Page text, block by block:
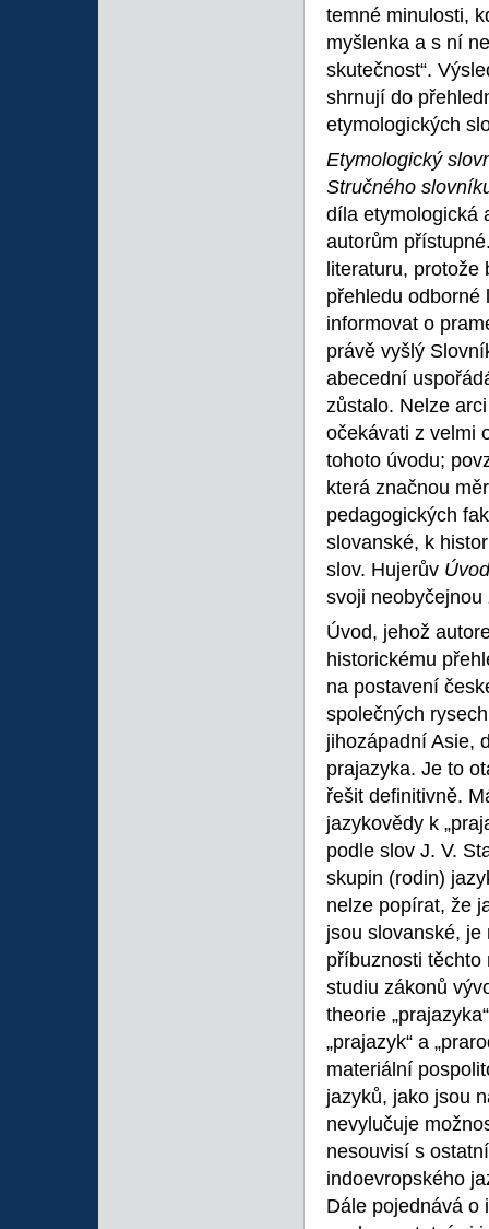
temné minulosti,
myšlenka a s ní
skutečnost“.
shrnují do
etymologických
Etymologický
Stručného
díla etymologická
autorům
literaturu,
přehledu odborné
informovat o
právě vyšlý
abecední
zůstalo. Nelze
očekávati z velmi
tohoto úvodu;
která značnou
pedagogických
slovanské, k
slov. Hujerův
svoji
Úvod, jehož
historickému
na postavení
společných
jihozápadní Asie,
prajazyka. Je to
řešit definitivně.
jazykovědy k
podle slov J. V.
skupin (rodin)
nelze popírat, že
jsou slovanské, je
příbuznosti těchto
studiu zákonů
theorie
„prajazyk“ a
materiální
jazyků, jako jsou
nevylučuje
nesouvisí s
indoevropského
Dále pojednává o